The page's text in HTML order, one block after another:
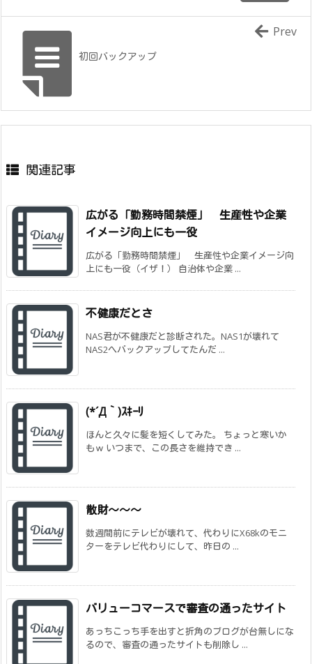
初回バックアップ
Prev
関連記事
広がる「勤務時間禁煙」 生産性や企業
イメージ向上にも一役
広がる「勤務時間禁煙」 生産性や企業イメージ向
上にも一役（イザ！） 自治体や企業 ...
不健康だとさ
NAS君が不健康だと診断された。NAS1が壊れて
NAS2へバックアップしてたんだ ...
(*´Д｀)ｽｷｰﾘ
ほんと久々に髪を短くしてみた。 ちょっと寒いか
もｗ いつまで、この長さを維持でき ...
散財～～～
数週間前にテレビが壊れて、代わりにX68kのモニ
ターをテレビ代わりにして、昨日の ...
バリューコマースで審査の通ったサイト
あっちこっち手を出すと折角のブログが台無しにな
るので、審査の通ったサイトも削除し ...